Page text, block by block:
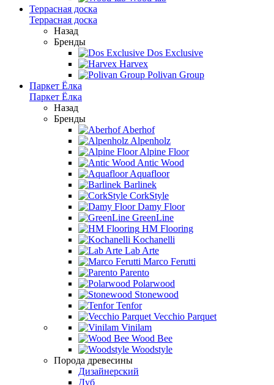
Террасная доска
Террасная доска
Назад
Бренды
Dos Exclusive
Harvex
Polivan Group
Паркет Ёлка
Паркет Ёлка
Назад
Бренды
Aberhof
Alpenholz
Alpine Floor
Antic Wood
Aquafloor
Barlinek
CorkStyle
Damy Floor
GreenLine
HM Flooring
Kochanelli
Lab Arte
Marco Ferutti
Parento
Polarwood
Stonewood
Tenfor
Vecchio Parquet
Vinilam
Wood Bee
Woodstyle
Порода древесины
Дизайнерский
Дуб